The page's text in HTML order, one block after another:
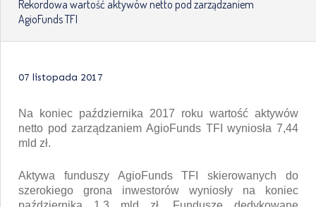
Rekordowa wartość aktywów netto pod zarządzaniem
AgioFunds TFI
07 listopada 2017
Na koniec października 2017 roku wartość aktywów
netto pod zarządzaniem AgioFunds TFI wyniosła 7,44
mld zł.
Aktywa funduszy AgioFunds TFI skierowanych do
szerokiego grona inwestorów wyniosły na koniec